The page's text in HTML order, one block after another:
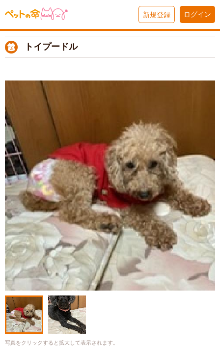
新規登録 ログイン
トイプードル
写真をクリックすると拡大して表示されます。